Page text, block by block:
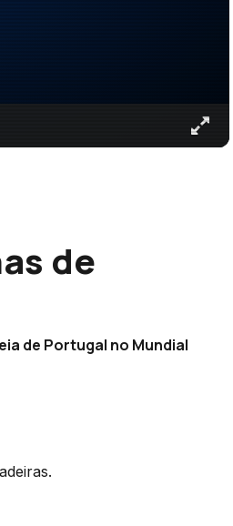
de
de Portugal no Mundial